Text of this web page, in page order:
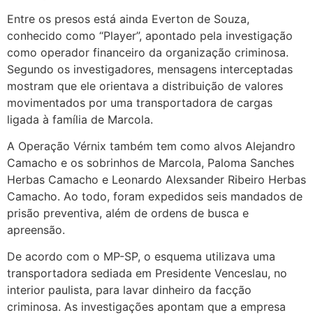
Entre os presos está ainda Everton de Souza,
conhecido como “Player”, apontado pela investigação
como operador financeiro da organização criminosa.
Segundo os investigadores, mensagens interceptadas
mostram que ele orientava a distribuição de valores
movimentados por uma transportadora de cargas
ligada à família de Marcola.
A Operação Vérnix também tem como alvos Alejandro
Camacho e os sobrinhos de Marcola, Paloma Sanches
Herbas Camacho e Leonardo Alexsander Ribeiro Herbas
Camacho. Ao todo, foram expedidos seis mandados de
prisão preventiva, além de ordens de busca e
apreensão.
De acordo com o MP-SP, o esquema utilizava uma
transportadora sediada em Presidente Venceslau, no
interior paulista, para lavar dinheiro da facção
criminosa. As investigações apontam que a empresa